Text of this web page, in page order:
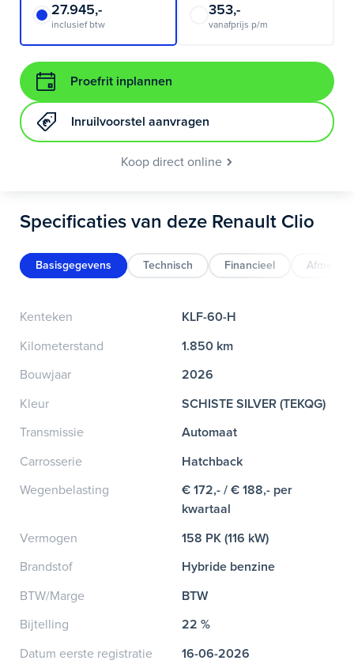
27.945,-
inclusief btw
353,-
vanafprijs p/m
Proefrit inplannen
Inruilvoorstel aanvragen
Koop direct online
Specificaties van deze Renault Clio
Basisgegevens Technisch Financieel
Kenteken
KLF-60-H
Kilometerstand
1.850 km
Bouwjaar
2026
Kleur
SCHISTE SILVER (TEKQG)
Transmissie
Automaat
Carrosserie
Hatchback
Wegenbelasting
€ 172,- / € 188,- per
kwartaal
Vermogen
158 PK (116 kW)
Brandstof
Hybride benzine
BTW/Marge
BTW
Bijtelling
22 %
Datum eerste registratie
16-06-2026